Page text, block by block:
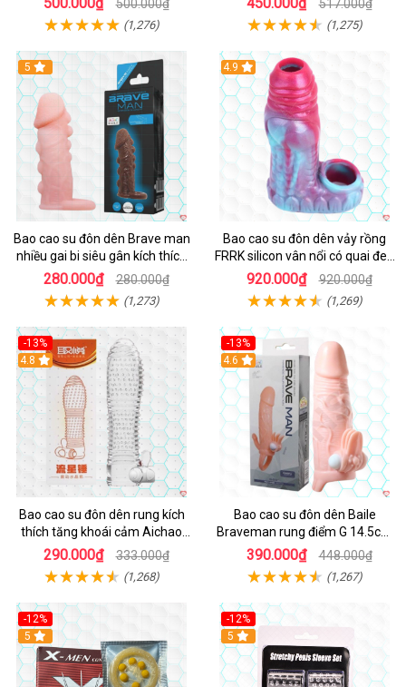
500.000₫
(1,276)
517.000₫
(1,275)
5
Bao cao su đôn dên Brave man
nhiều gai bi siêu gân kích thích
cực mạnh
280.000₫ 280.000₫
(1,273)
4.9
Bao cao su đôn dên vảy rồng
FRRK silicon vân nổi có quai đeo
bìu tăng khoái cảm
920.000₫ 920.000₫
(1,269)
-13%
Hot
4.8
Bao cao su đôn dên rung kích
thích tăng khoái cảm Aichao
Cam
290.000₫ 333.000₫
(1,268)
-13%
4.6
Bao cao su đôn dên Baile
Braveman rung điểm G 14.5cm
kích thích
390.000₫ 448.000₫
(1,267)
-12%
Hot
5
-12%
5